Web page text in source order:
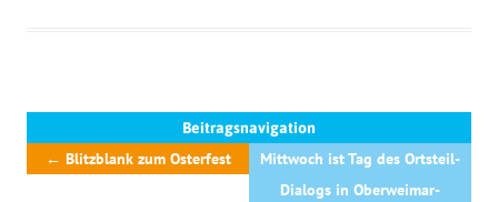
Beitragsnavigation
← Blitzblank zum Osterfest
Mittwoch ist Tag des Ortsteil-
Dialogs in Oberweimar-